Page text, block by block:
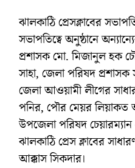
ঝালকাঠি প্রেসক্লাবের
সভাপতিত্বে অনুষ্ঠানে
প্রশাসক মো. মিজানুল হক
সাহা, জেলা পরিষদ
জেলা আওয়ামী লীগের
পনির, পৌর মেয়র
উপজেলা পরিষদ
ঝালকাঠি প্রেস ক্লাবের
আক্কাস সিকদার।